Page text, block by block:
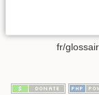
fr/